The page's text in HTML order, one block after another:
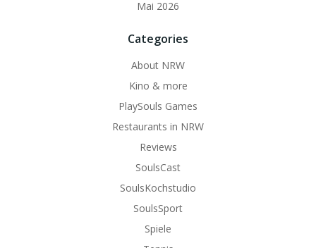
Mai 2026
Categories
About NRW
Kino & more
PlaySouls Games
Restaurants in NRW
Reviews
SoulsCast
SoulsKochstudio
SoulsSport
Spiele